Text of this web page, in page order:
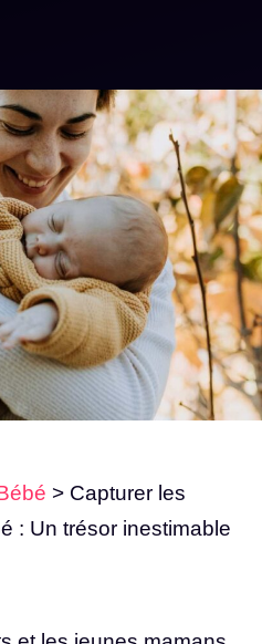
> Capturer les
: Un trésor inestimable